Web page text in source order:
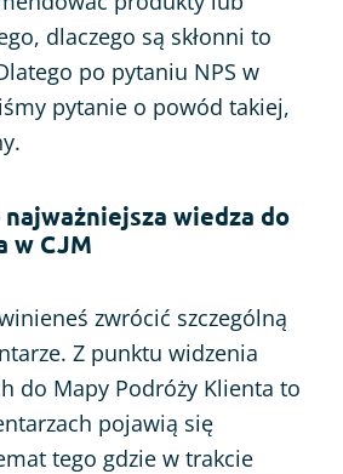
dlaczego są skłonni to
po pytaniu NPS w
pytanie o powód takiej,
wiedza do
w CJM
zwrócić szczególną
Z punktu widzenia
do Mapy Podróży Klienta to
pojawią się
tego gdzie w trakcie